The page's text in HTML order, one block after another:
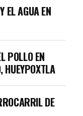
EL AGUA EN
POLLO EN
HUEYPOXTLA
DE